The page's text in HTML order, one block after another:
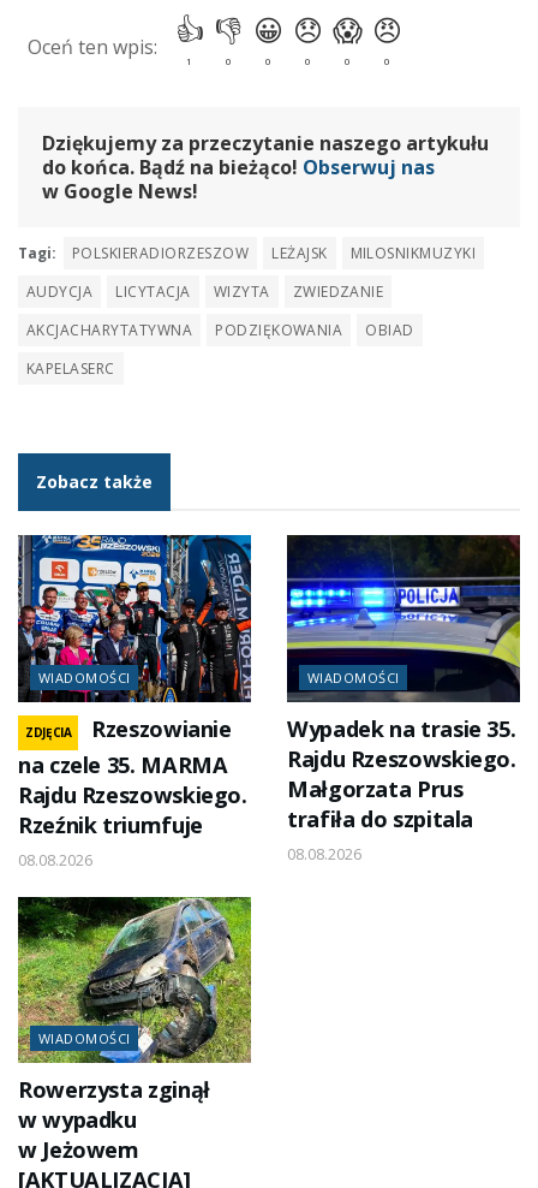
Dziękujemy za przeczytanie naszego artykułu
do końca. Bądź na bieżąco! Obserwuj nas
w Google News!
Tagi: POLSKIERADIORZESZOW LEŻAJSK
MILOSNIKMUZYKI
AUDYCJA
LICYTACJA WIZYTA
ZWIEDZANIE
AKCJACHARYTATYWNA
PODZIĘKOWANIA
OBIAD
KAPELASERC
Zobacz także
WIADOMOŚCI
ZDJĘCIA
Rzeszowianie
na czele 35. MARMA
Rajdu Rzeszowskiego.
Rzeźnik triumfuje
08.08.2026
WIADOMOŚCI
Wypadek na trasie 35.
Rajdu Rzeszowskiego.
Małgorzata Prus
trafiła do szpitala
08.08.2026
WIADOMOŚCI
Rowerzysta zginął
w wypadku
w Jeżowem
[AKTUALIZACJA]